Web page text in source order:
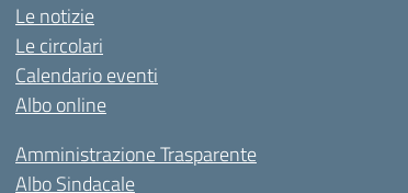
Le notizie
Le circolari
Calendario eventi
Albo online
Amministrazione Trasparente
Albo Sindacale